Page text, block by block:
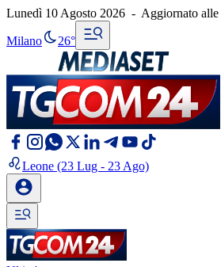
Lunedì 10 Agosto 2026 - Aggiornato alle
Milano 26°
Leone (23 Lug - 23 Ago)